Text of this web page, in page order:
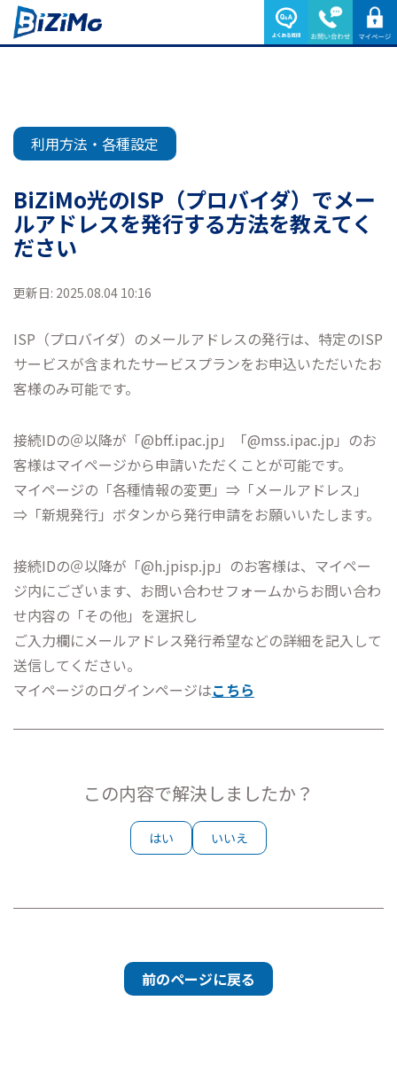
利用方法・各種設定
BiZiMo光のISP（プロバイダ）でメー
ルアドレスを発行する方法を教えてく
ださい
更新日: 2025.08.04 10:16
ISP（プロバイダ）のメールアドレスの発行は、特定のISP
サービスが含まれたサービスプランをお申込いただいたお
客様のみ可能です。
接続IDの＠以降が「@bff.ipac.jp」「@mss.ipac.jp」のお
客様はマイページから申請いただくことが可能です。
マイページの「各種情報の変更」⇒「メールアドレス」
⇒「新規発行」ボタンから発行申請をお願いいたします。
接続IDの＠以降が「@h.jpisp.jp」のお客様は、マイペー
ジ内にございます、お問い合わせフォームからお問い合わ
せ内容の「その他」を選択し
ご入力欄にメールアドレス発行希望などの詳細を記入して
送信してください。
マイページのログインページはこちら
この内容で解決しましたか？
はい いいえ
前のページに戻る